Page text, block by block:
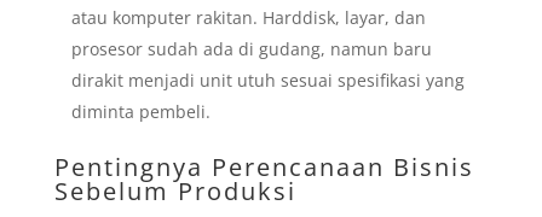
atau komputer rakitan. Harddisk, layar, dan
prosesor sudah ada di gudang, namun baru
dirakit menjadi unit utuh sesuai spesifikasi yang
diminta pembeli.
Pentingnya Perencanaan Bisnis
Sebelum Produksi